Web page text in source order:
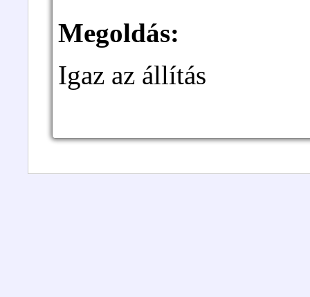
Megoldás:
Igaz az állítás